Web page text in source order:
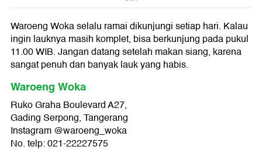
Waroeng Woka selalu ramai dikunjungi setiap hari. Kalau
ingin lauknya masih komplet, bisa berkunjung pada pukul
11.00 WIB. Jangan datang setelah makan siang, karena
sangat penuh dan banyak lauk yang habis.
Waroeng Woka
Ruko Graha Boulevard A27,
Gading Serpong, Tangerang
Instagram @waroeng_woka
No. telp: 021-22227575